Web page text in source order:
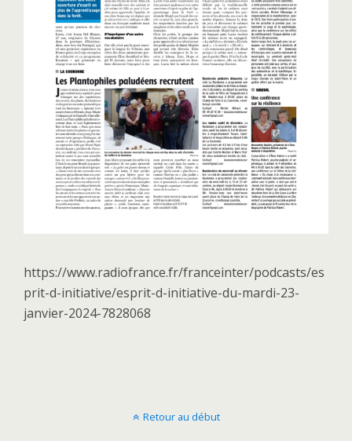
https://www.radiofrance.fr/franceinter/podcasts/es
prit-d-initiative/esprit-d-initiative-du-mardi-23-
janvier-2024-7828068
Retour au début